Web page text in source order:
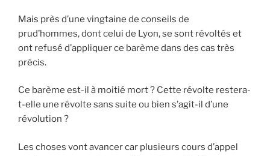
Mais près d’une vingtaine de conseils de
prud’hommes, dont celui de Lyon, se sont révoltés et
ont refusé d’appliquer ce barème dans des cas très
précis.
Ce barème est-il à moitié mort ? Cette révolte restera-
t-elle une révolte sans suite ou bien s’agit-il d’une
révolution ?
Les choses vont avancer car plusieurs cours d’appel